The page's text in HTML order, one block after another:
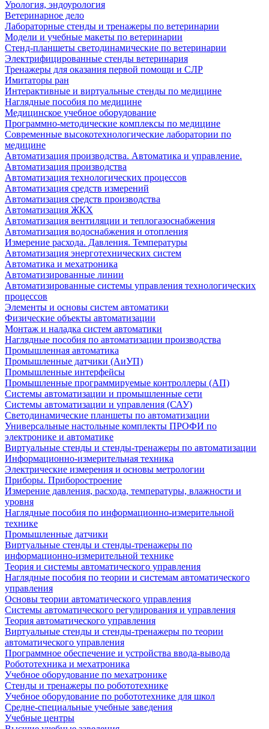
Урология, эндоурология
Ветеринарное дело
Лабораторные стенды и тренажеры по ветеринарии
Модели и учебные макеты по ветеринарии
Стенд-планшеты светодинамические по ветеринарии
Электрифицированные стенды ветеринария
Тренажеры для оказания первой помощи и СЛР
Имитаторы ран
Интерактивные и виртуальные стенды по медицине
Наглядные пособия по медицине
Медицинское учебное оборудование
Программно-методические комплексы по медицине
Современные высокотехнологические лаборатории по
медицине
Автоматизация производства. Автоматика и управление.
Автоматизация производства
Автоматизация технологических процессов
Автоматизация средств измерений
Автоматизация средств производства
Автоматизация ЖКХ
Автоматизация вентиляции и теплогазоснабжения
Автоматизация водоснабжения и отопления
Измерение расхода. Давления. Температуры
Автоматизация энерготехнических систем
Автоматика и мехатроника
Автоматизированные линии
Автоматизированные системы управления технологических
процессов
Элементы и основы систем автоматики
Физические объекты автоматизации
Монтаж и наладка систем автоматики
Наглядные пособия по автоматизации производства
Промышленная автоматика
Промышленные датчики (АиУП)
Промышленные интерфейсы
Промышленные программируемые контроллеры (АП)
Системы автоматизации и промышленные сети
Системы автоматизации и управления (САУ)
Светодинамические планшеты по автоматизации
Универсальные настольные комплекты ПРОФИ по
электронике и автоматике
Виртуальные стенды и стенды-тренажеры по автоматизации
Информационно-измерительная техника
Электрические измерения и основы метрологии
Приборы. Приборостроение
Измерение давления, расхода, температуры, влажности и
уровня
Наглядные пособия по информационно-измерительной
технике
Промышленные датчики
Виртуальные стенды и стенды-тренажеры по
информационно-измерительной технике
Теория и системы автоматического управления
Наглядные пособия по теории и системам автоматического
управления
Основы теории автоматического управления
Системы автоматического регулирования и управления
Теория автоматического управления
Виртуальные стенды и стенды-тренажеры по теории
автоматического управления
Программное обеспечение и устройства ввода-вывода
Робототехника и мехатроника
Учебное оборудование по мехатронике
Стенды и тренажеры по робототехнике
Учебное оборудование по робототехнике для школ
Средне-специальные учебные заведения
Учебные центры